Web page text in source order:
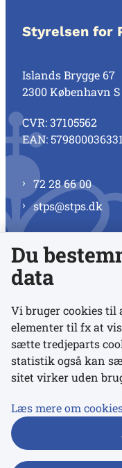
Styrelsen for
Islands Brygge 67
2300 København S
CVR: 37105562
EAN:
72 28 66 00
stps@stps.dk
Se alle
Links
Udgivelser
Du
data
Vi bruger cookies til
elementer til fx at
sætte tredjeparts
statistik også kan
sitet virker uden
Læs mere om